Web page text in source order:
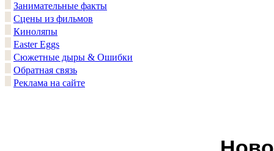
Занимательные факты
Сцены из фильмов
Киноляпы
Easter Eggs
Сюжетные дыры & Ошибки
Обратная связь
Реклама на сайте